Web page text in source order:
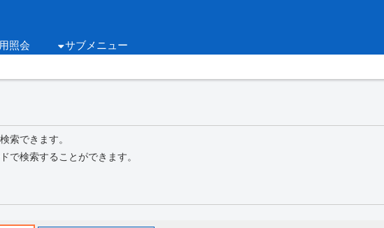
照会 サブメニュー
索できます。
で検索することができます。